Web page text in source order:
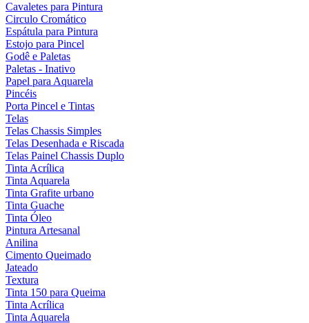
Cavaletes para Pintura
Circulo Cromático
Espátula para Pintura
Estojo para Pincel
Godê e Paletas
Paletas - Inativo
Papel para Aquarela
Pincéis
Porta Pincel e Tintas
Telas
Telas Chassis Simples
Telas Desenhada e Riscada
Telas Painel Chassis Duplo
Tinta Acrílica
Tinta Aquarela
Tinta Grafite urbano
Tinta Guache
Tinta Óleo
Pintura Artesanal
Anilina
Cimento Queimado
Jateado
Textura
Tinta 150 para Queima
Tinta Acrílica
Tinta Aquarela